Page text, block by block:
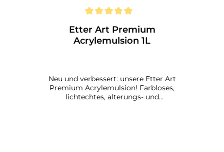
Etter Art Premium
Acrylemulsion 1L
Neu und verbessert: unsere Etter Art
Premium Acrylemulsion! Farbloses,
lichtechtes, alterungs- und